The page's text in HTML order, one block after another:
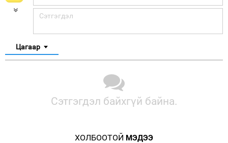
Цагаар
Сэтгэгдэл байхгүй байна.
ХОЛБООТОЙ МЭДЭЭ